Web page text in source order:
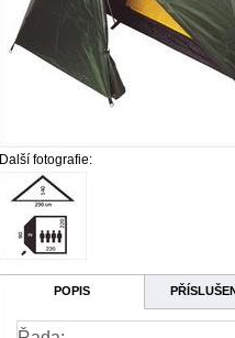
Další fotografie:
POPIS